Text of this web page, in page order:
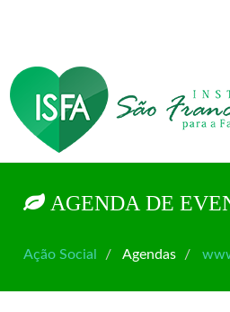
AGENDA DE
Ação Social Agendas